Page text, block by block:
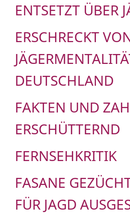
ENTSETZT ÜBER
ERSCHRECKT
DEUTSCHLAND
FAKTEN UND
ERSCHÜTTERND
FERNSEHKRITIK
FASANE
FÜR JAGD